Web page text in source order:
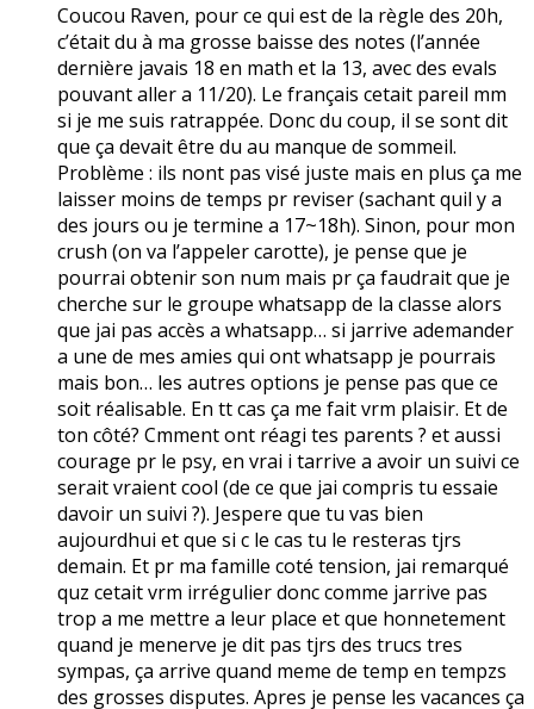
Coucou Raven, pour ce qui est de la règle des 20h,
c’était du à ma grosse baisse des notes (l’année
dernière javais 18 en math et la 13, avec des evals
pouvant aller a 11/20). Le français cetait pareil mm
si je me suis ratrappée. Donc du coup, il se sont dit
que ça devait être du au manque de sommeil.
Problème : ils nont pas visé juste mais en plus ça me
laisser moins de temps pr reviser (sachant quil y a
des jours ou je termine a 17~18h). Sinon, pour mon
crush (on va l’appeler carotte), je pense que je
pourrai obtenir son num mais pr ça faudrait que je
cherche sur le groupe whatsapp de la classe alors
que jai pas accès a whatsapp… si jarrive ademander
a une de mes amies qui ont whatsapp je pourrais
mais bon… les autres options je pense pas que ce
soit réalisable. En tt cas ça me fait vrm plaisir. Et de
ton côté? Cmment ont réagi tes parents ? et aussi
courage pr le psy, en vrai i tarrive a avoir un suivi ce
serait vraient cool (de ce que jai compris tu essaie
davoir un suivi ?). Jespere que tu vas bien
aujourdhui et que si c le cas tu le resteras tjrs
demain. Et pr ma famille coté tension, jai remarqué
quz cetait vrm irrégulier donc comme jarrive pas
trop a me mettre a leur place et que honnetement
quand je menerve je dit pas tjrs des trucs tres
sympas, ça arrive quand meme de temp en tempzs
des grosses disputes. Apres je pense les vacances ça